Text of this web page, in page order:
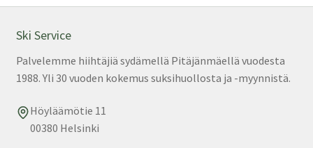
Ski Service
Palvelemme hiihtäjiä sydämellä Pitäjänmäellä vuodesta
1988. Yli 30 vuoden kokemus suksihuollosta ja -myynnistä.
Höyläämötie 11
00380 Helsinki